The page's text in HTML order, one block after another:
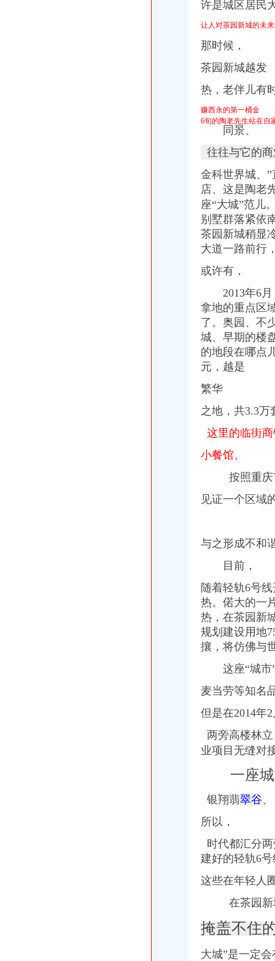
重庆市茶园新区柏林春江售房部2017新招聘信息_电话_地址-58企
2014置业佳机会系列报道：南山之南茶园新城-市场-重庆乐居网
【58同城】重庆南岸茶园新区工商注册_公司注册代理_代办注册公司价
茶园新区快速上门收购名烟名酒虫草等各种名贵礼品_志趣网
货车撞上路边公交车南岸区茶园新区车上只有一名女乘客【重庆吧】_
【茶园新区,融创欧麓花园城,公园豪宅,轻轨环绕,享名】-南岸南
2015年10月重庆住宅销售名江南新城鲁能领秀城,重庆南岸茶园新区
大树底下好乘凉！盘点重庆27个高绿化率楼盘-重庆新房网-房天下大树
茶园新区融创剑桥郡精致3房家具家电齐全拎包入住,重庆南岸茶园
许是城区居民
让人对茶园新城的未
那时候，
茶园新城越发
热，老伴儿有
赚西永的第一桶金
6旬的陶老先生站在自
同景、
往往与它的
金科世界城、
店、这是陶老
座“大城”范儿
别墅群落紧依
茶园新城稍显
大道一路前行
或许有，
2013年6月
拿地的重点区
了。奥园、不
城、早期的楼
的地段在哪点
元，越是
繁华
之地，共3.3万
这里的临街
小餐馆、
按照重庆
见证一个区域
与之形成不和
目前，
随着轻轨6号
热。偌大的一
热，在茶园新
规划建设用地
攘，将仿佛与
这座“城市”
麦当劳等知
但是在2014年
两旁高楼林
业项目无缝对
一座城
银翔翡翠谷
所以，
时代都汇分
建好的轻轨6
这些在年轻人
在茶园新
掩盖不住
大城”是一定